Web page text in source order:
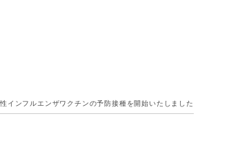
インフルエンザワクチンの予防接種を開始いたしました